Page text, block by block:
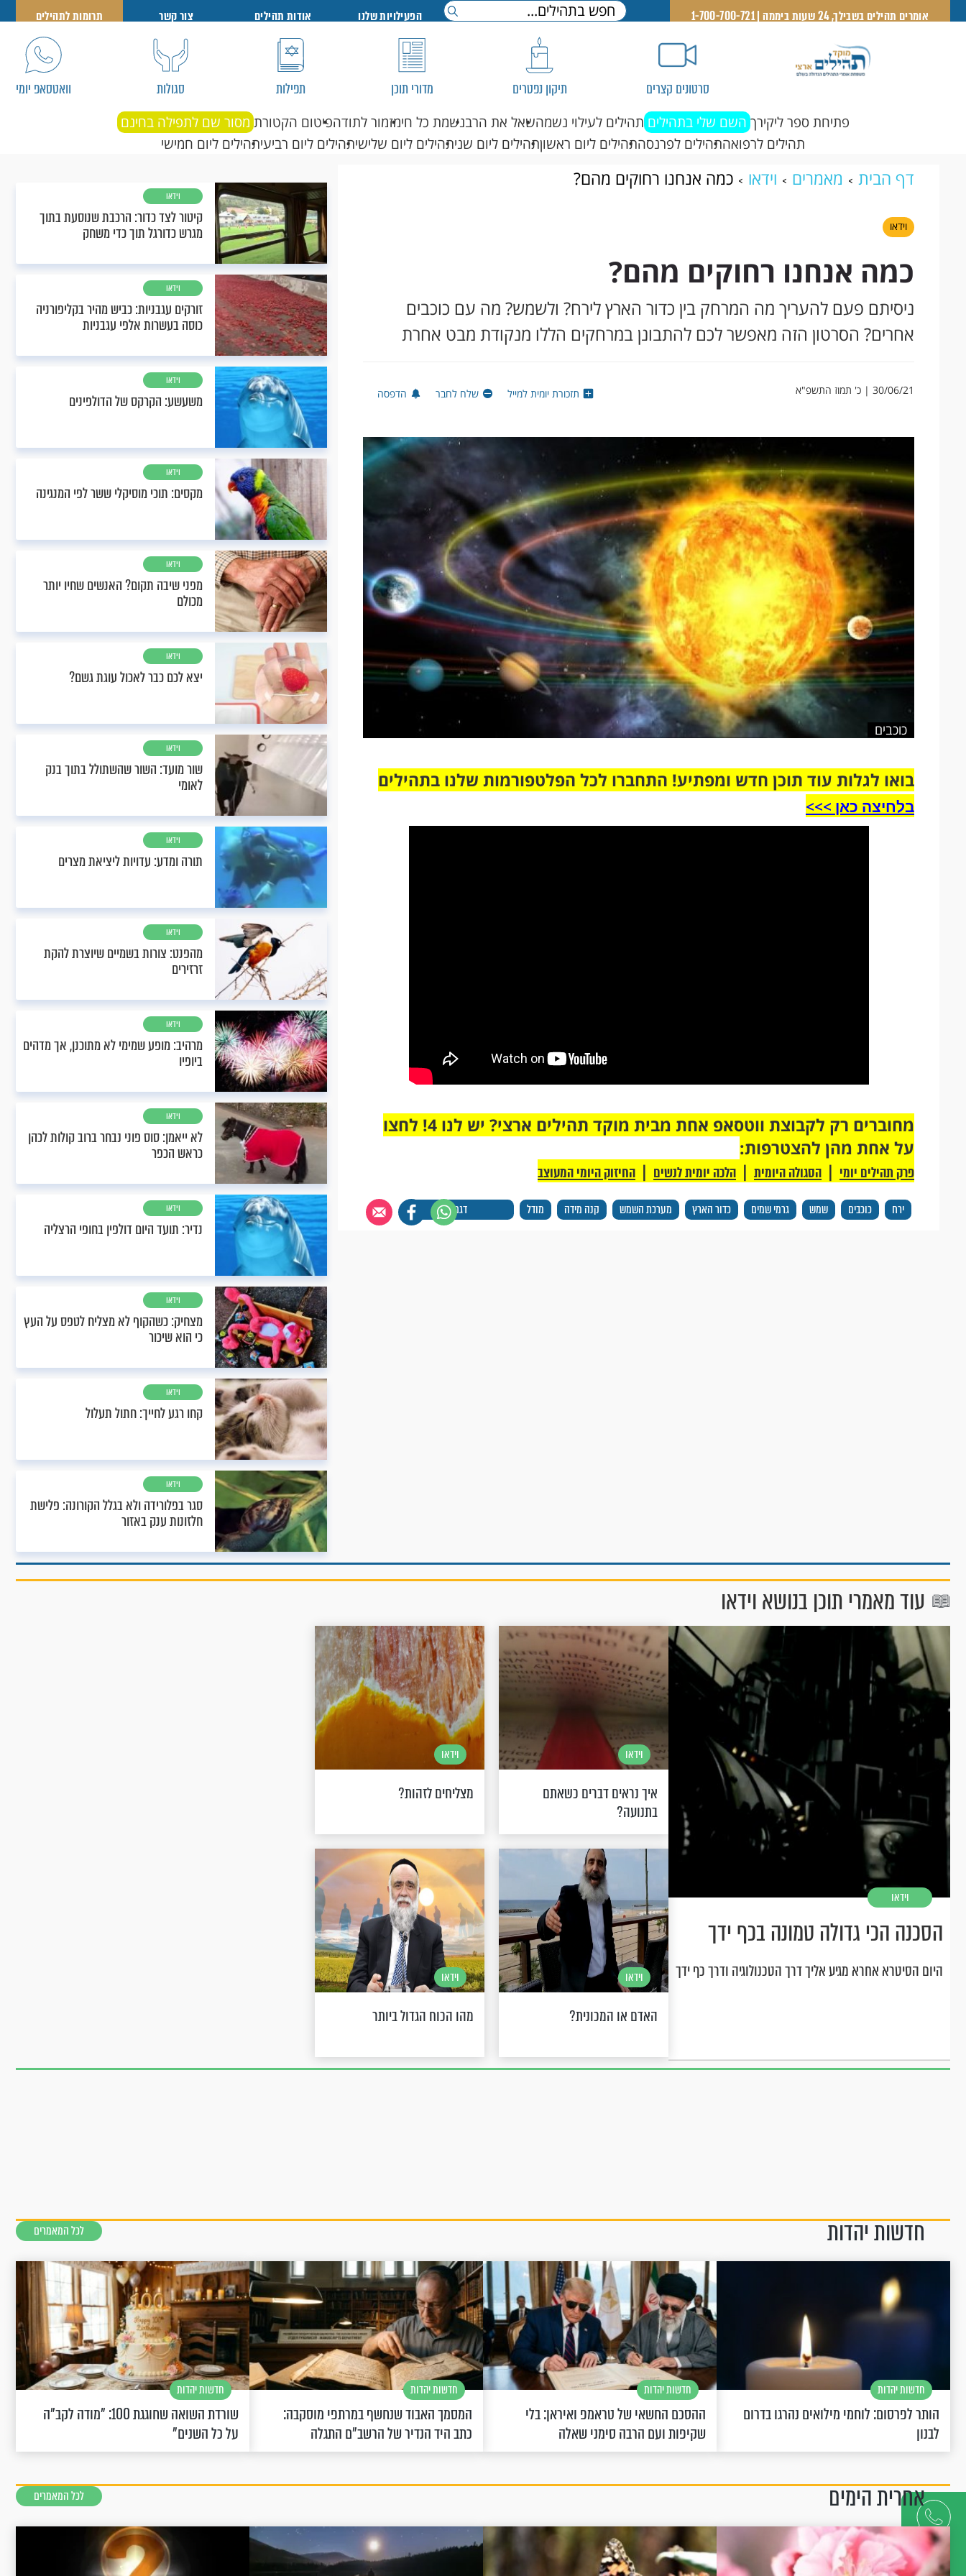
דברו
איתנו
אומרים תהילים בשבילך, 24 שעות ביממה | 1-700-700-721 הפעילויות שלנו אודות תהילים צור קשר תרומות לתהילים
סרטונים קצרים תיקון נפטרים מדורי תוכן תפילות סגולות וואטסאפ יומי
פתיחת ספר ליקירך השם שלי בתהילים תהילים לעילוי נשמהשאל את הרבנשמת כל חימזמור לתודהפיטום הקטורת מסור שם לתפילה בחינם
תהילים לרפואהתהילים לפרנסהתהילים ליום ראשוןתהילים ליום שניתהילים ליום שלישיתהילים ליום רביעיתהילים ליום חמישי
דף הבית מאמרים וידאו כמה אנחנו רחוקים מהם?
וידאו
כמה אנחנו רחוקים מהם?
ניסיתם פעם להעריך מה המרחק בין כדור הארץ לירח? ולשמש? מה עם כוכבים
אחרים? הסרטון הזה מאפשר לכם להתבונן במרחקים הללו מנקודת מבט אחרת
30/06/21 | כ' תמוז התשפ"א תזכורת יומית למייל שלח לחבר הדפסה
כוכבים
בואו לגלות עוד תוכן חדש ומפתיע! התחברו לכל הפלטפורמות שלנו בתהילים
בלחיצה כאן >>>​
ירח כוכבים שמש גרמי שמים כדור הארץ מערכת השמש קנה מידה מודל דגם
מחוברים רק לקבוצת ווטסאפ אחת מבית מוקד תהילים ארצי? יש לנו 4! לחצו
על אחת מהן להצטרפות:
פרק תהילים יומי | הסגולה היומית | הלכה יומית לנשים | החיזוק היומי המעוצב
וידאו
קיטור לצד כדור: הרכבת שנוסעת בתוך
מגרש כדורגל תוך כדי משחק
וידאו
זורקים עגבניות: כביש מהיר בקליפורניה
כוסה בעשרות אלפי עגבניות
וידאו
משעשע: הקרקס של הדולפינים
וידאו
מקסים: תוכי מוסיקלי ששר לפי המנגינה
וידאו
מפני שיבה תקום? האנשים שחיו יותר
מכולם
וידאו
יצא לכם כבר לאכול עוגת גשם?
וידאו
שור מועד: השור שהשתולל בתוך בנק
לאומי
וידאו
תורה ומדע: עדויות ליציאת מצרים
וידאו
מהפנט: צורות בשמיים שיוצרת להקת
זרזירים
וידאו
מרהיב: מופע שמימי לא מתוכנן, אך מדהים
ביופיו
וידאו
לא ייאמן: סוס פוני נבחר ברוב קולות לכהן
כראש הכפר
וידאו
נדיר: תועד היום דולפין בחופי הרצליה
וידאו
מצחיק: כשהקוף לא מצליח לטפס על העץ
כי הוא שיכור
וידאו
קחו רגע לחייך: חתול תעלול
וידאו
סגר בפלורידה ולא בגלל הקורונה: פלישת
חלזונות ענק באזור
עוד מאמרי תוכן בנושא וידאו
וידאו
הסכנה הכי גדולה טמונה בכף ידך
היום הסיטרא אחרא מגיע אליך דרך הטכנולוגיה ודרך כף ידך
וידאו
איך נראים דברים כשאתם
בתנועה?
וידאו
מצליחים לזהות?
וידאו
האדם או המכונית?
וידאו
מהו הכוח הגדול ביותר
חדשות יהדות לכל המאמרים
חדשות יהדות
הותר לפרסום: לוחמי מילואים נהרגו בדרום
לבנון
חדשות יהדות
ההסכם החשאי של טראמפ ואיראן: בלי
שקיפות ועם הרבה סימני שאלה
חדשות יהדות
המסמך האבוד שנחשף במרתפי מוסקבה:
כתב היד הנדיר של הרשב"ם התגלה
חדשות יהדות
שורדת השואה שחוגגת 100: "מודה לקב"ה
על כל השנים"
אחרית הימים לכל המאמרים